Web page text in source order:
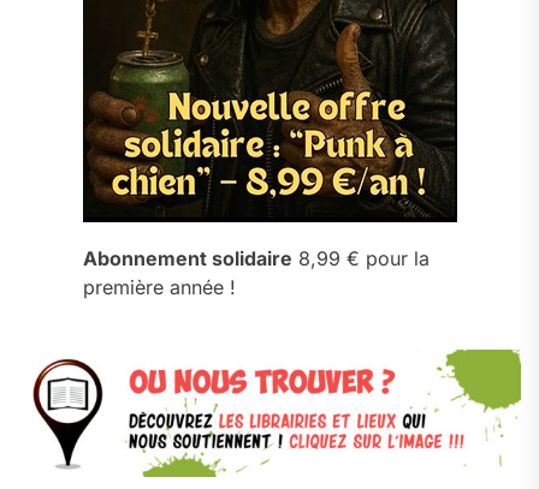
Abonnement solidaire 8,99 € pour la
première année !